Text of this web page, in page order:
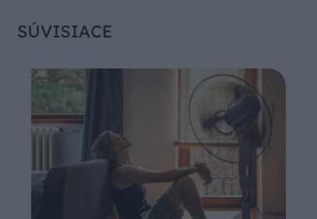
SÚVISIACE